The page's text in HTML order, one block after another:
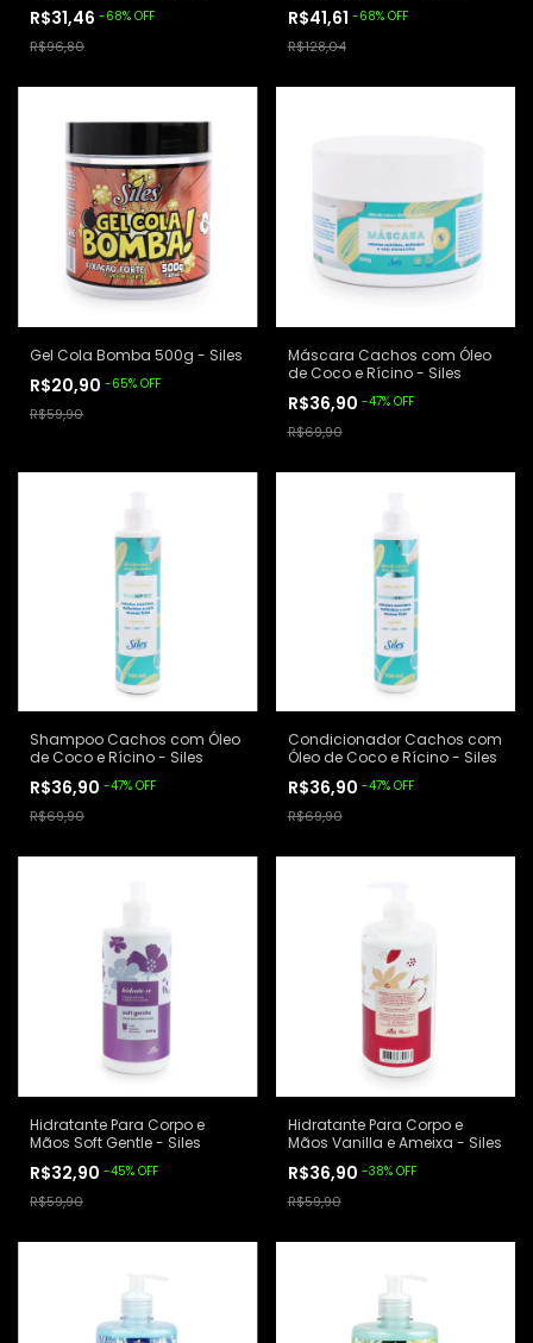
R$31,46 -68% OFF
R$96,80
R$41,61 -68% OFF
R$128,04
Gel Cola Bomba 500g - Siles
R$20,90 -65% OFF
R$59,90
Máscara Cachos com Óleo
de Coco e Rícino - Siles
R$36,90 -47% OFF
R$69,90
Shampoo Cachos com Óleo
de Coco e Rícino - Siles
R$36,90 -47% OFF
R$69,90
Condicionador Cachos com
Óleo de Coco e Rícino - Siles
R$36,90 -47% OFF
R$69,90
Hidratante Para Corpo e
Mãos Soft Gentle - Siles
R$32,90 -45% OFF
R$59,90
Hidratante Para Corpo e
Mãos Vanilla e Ameixa - Siles
R$36,90 -38% OFF
R$59,90